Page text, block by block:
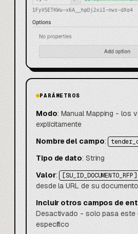
PARÁMETROS
Modo: Manual Mapping - los
explícitamente
Nombre del campo:
Tipo de dato: String
Valor: [SU_ID_DOCUMENTO_RFP]
desde la URL de su
Incluir otros campos de
Desactivado - solo pasa este
específico